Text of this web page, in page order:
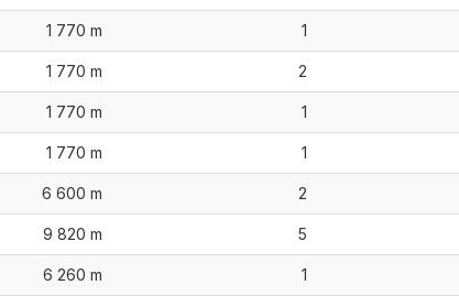
1 770 m 1
1 770 m 2
1 770 m 1
1 770 m 1
6 600 m 2
9 820 m 5
6 260 m 1